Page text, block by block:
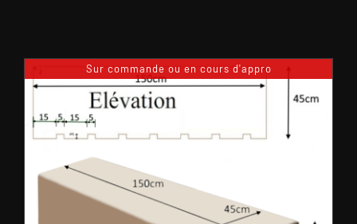
Sur commande ou en cours d'appro